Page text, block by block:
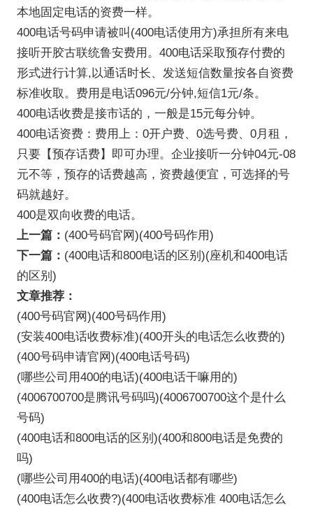
本地固定电话的资费一样。
400电话号码申请被叫(400电话使用方)承担所有来电
接听开胶古联统鲁安费用。400电话采取预存付费的
形式进行计算,以通话时长、发送短信数量按各自资费
标准收取。费用是电话096元/分钟,短信1元/条。
400电话收费是接市话的，一般是15元每分钟。
400电话资费：费用上：0开户费、0选号费、0月租，
只要【预存话费】即可办理。企业接听一分钟04元-08
元不等，预存的话费越高，资费越便宜，可选择的号
码就越好。
400是双向收费的电话。
上一篇： (400号码官网)(400号码作用)
下一篇： (400电话和800电话的区别)(座机和400电话
的区别)
文章推荐：
(400号码官网)(400号码作用)
(安装400电话收费标准)(400开头的电话怎么收费的)
(400号码申请官网)(400电话号码)
(哪些公司用400的电话)(400电话干嘛用的)
(4006700700是腾讯号码吗)(4006700700这个是什么
号码)
(400电话和800电话的区别)(400和800电话是免费的
吗)
(哪些公司用400的电话)(400电话都有哪些)
(400电话怎么收费?)(400电话收费标准 400电话怎么